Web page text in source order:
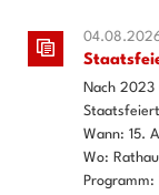
Nach
Wann: 15.
Wo:
Programm: